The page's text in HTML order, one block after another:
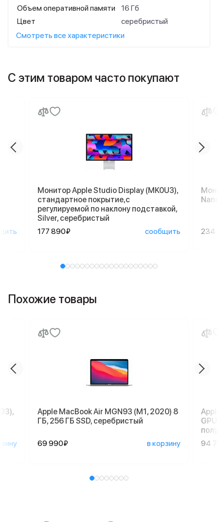
Объем оперативной памяти
16 Гб
Цвет
серебристый
Смотреть все характеристики
С этим товаром часто покупают
Монитор Apple Studio Display (MK0U3),
стандартное покрытие,с
регулируемой по наклону подставкой,
Silver, серебристый
177 890₽
сообщить 234
Похожие товары
Apple MacBook Air MGN93 (M1, 2020) 8
ГБ, 256 ГБ SSD, серебристый
69 990₽ в корзину
94